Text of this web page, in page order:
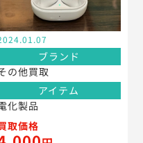
ブランド
の他買取
アイテム
化製品
取価格